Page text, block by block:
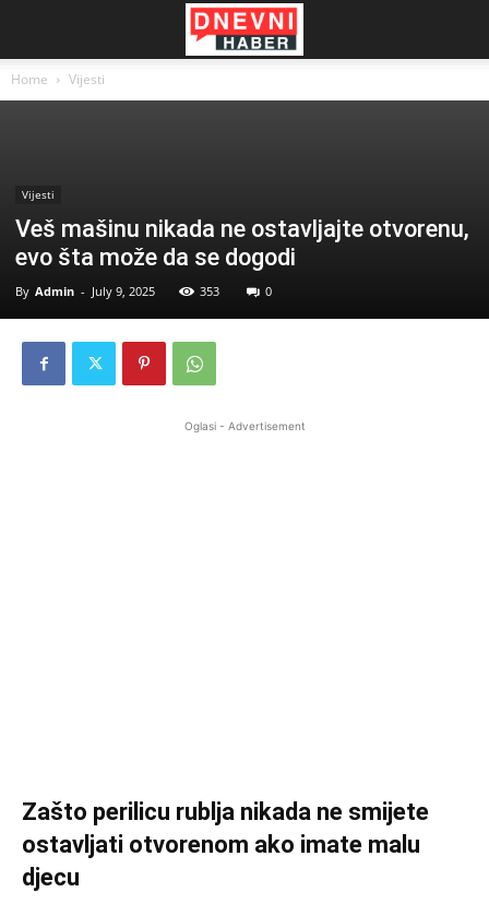
Home Vijesti
Vijesti
Veš mašinu nikada ne ostavljajte otvorenu,
evo šta može da se dogodi
By Admin - July 9, 2025 353 0
Oglasi - Advertisement
Zašto perilicu rublja nikada ne smijete
ostavljati otvorenom ako imate malu
djecu